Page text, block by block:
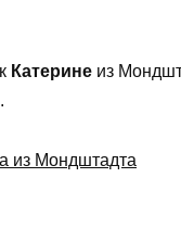
Катерине из
.